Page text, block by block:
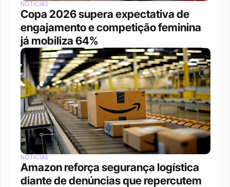
NOTÍCIAS
Copa 2026 supera expectativa de
engajamento e competição feminina
já mobiliza 64%
NOTÍCIAS
Amazon reforça segurança logística
diante de denúncias que repercutem